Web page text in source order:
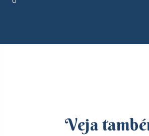
Veja